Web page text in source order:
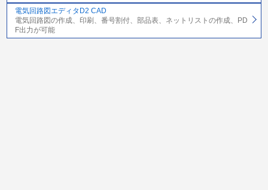
電気回路図エディタD2 CAD
電気回路図の作成、印刷、番号割付、部品表、ネットリストの作成、PD
F出力が可能